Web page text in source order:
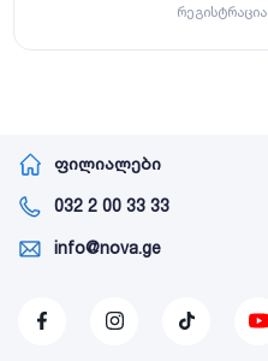
რეგისტრაცია
ფილიალები
032 2 00 33 33
info@nova.ge